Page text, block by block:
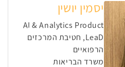
יסמין יושין
⁠AI & Analytics Product
LeaD, חטיבת המרכזים
הרפואיים
משרד הבריאות